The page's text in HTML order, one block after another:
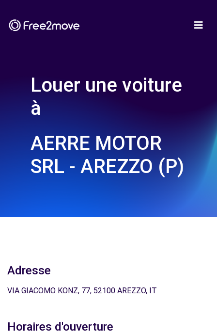
Louer une voiture
à
AERRE MOTOR
SRL - AREZZO (P)
Adresse
VIA GIACOMO KONZ, 77, 52100 AREZZO, IT
Horaires d'ouverture